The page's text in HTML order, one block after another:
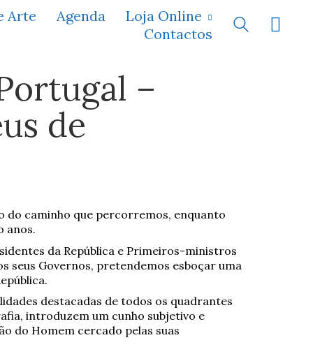
Arte Agenda
Loja Online
Contactos
–
de
do caminho que percorremos, enquanto
anos.
da República e Primeiros-ministros
seus Governos, pretendemos esboçar uma
destacadas de todos os quadrantes
introduzem um cunho subjetivo e
do Homem cercado pelas suas